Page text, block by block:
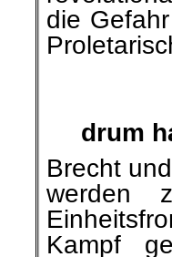
die
drum
Brecht
werden
Kampf